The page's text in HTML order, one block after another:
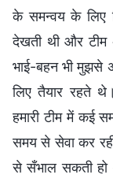
के समन्वय के लिए
देखती थी और टीम
भाई-बहन भी मुझसे
लिए तैयार रहते
हमारी टीम में कई
समय से सेवा कर
से सँभाल सकती हो